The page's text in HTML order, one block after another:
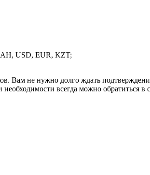
USD, EUR, KZT;
Вам не нужно долго ждать
всегда можно обратиться в